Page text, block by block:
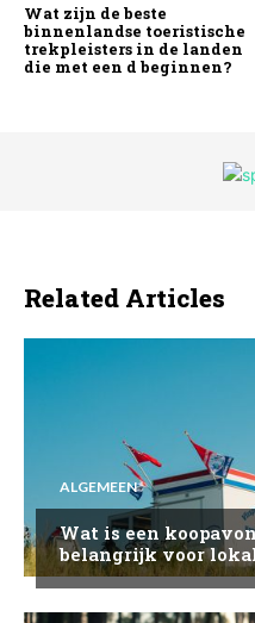
Wat zijn de beste
binnenlandse toeristische
trekpleisters in de landen
die met een d beginnen?
Related Articles
ALGEMEEN
Wat is een
belangrijk voor